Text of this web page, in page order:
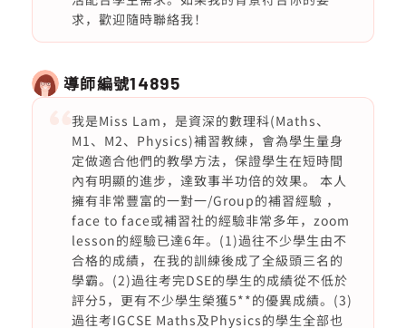
求，歡迎隨時聯絡我！
導師編號14895
我是Miss Lam，是資深的數理科(Maths、
M1、M2、Physics)補習教練，會為學生量身
定做適合他們的教學方法，保證學生在短時間
內有明顯的進步，達致事半功倍的效果。 本人
擁有非常豐富的一對一/Group的補習經驗 ，
face to face或補習社的經驗非常多年，zoom
lesson的經驗已達6年。(1)過往不少學生由不
合格的成績，在我的訓練後成了全級頭三名的
學霸。(2)過往考完DSE的學生的成績從不低於
評分5，更有不少學生榮獲5**的優異成績。(3)
過往考IGCSE Maths及Physics的學生全部也